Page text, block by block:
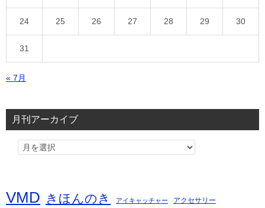
24 25 26 27 28 29 30
31
« 7月
月刊アーカイブ
VMD きほんのき アイキャッチャー アクセサリー